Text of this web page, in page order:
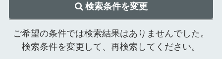
検索条件を変更
ご希望の条件では検索結果はありませんでした。
検索条件を変更して、再検索してください。